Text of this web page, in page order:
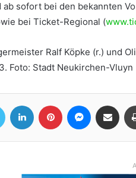
ab sofort bei den bekannten
bei Ticket-Regional (
Ralf Köpke (r.) und
Foto: Stadt Neukirchen-Vluyn
Twitter LinkedIn Pinterest Messenger
Teile per E-Mail